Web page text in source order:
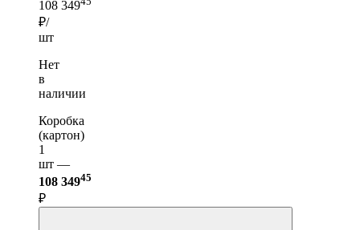
108 349
₽/
шт
Нет
в
наличии
Коробка
(картон)
1
шт —
108 34945
₽